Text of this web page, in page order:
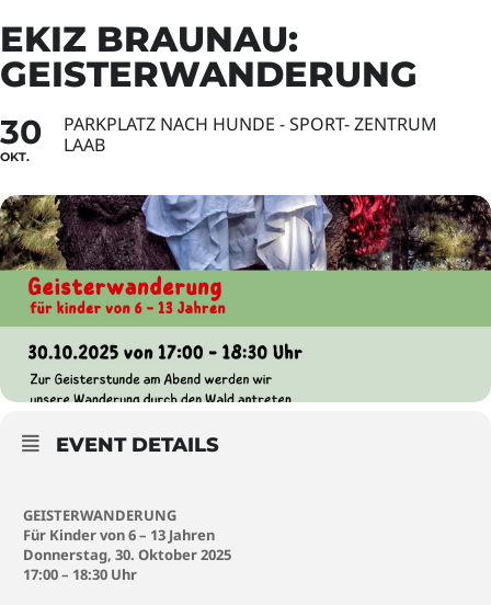
EKIZ BRAUNAU:
GEISTERWANDERUNG
30
OKT.
PARKPLATZ NACH HUNDE - SPORT- ZENTRUM
LAAB
EVENT DETAILS
GEISTERWANDERUNG
Für Kinder von 6 – 13 Jahren
Donnerstag, 30. Oktober 2025
17:00 – 18:30 Uhr